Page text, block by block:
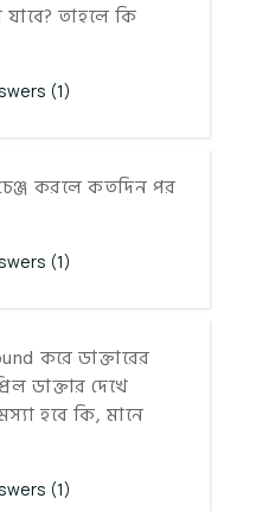
তাহলে কি
(1)
করলে কতদিন পর
(1)
করে ডাক্তারের
ডাক্তার দেখে
হবে কি, মানে
(1)